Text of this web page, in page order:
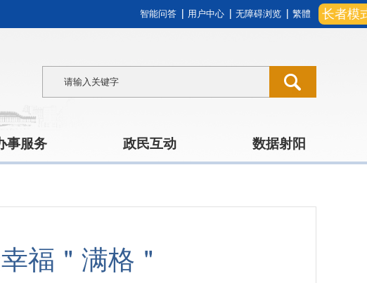
长者模
智能问答 用户中心 无障碍浏览 繁體
事服务 政民互动 数据射阳
福＂满格＂